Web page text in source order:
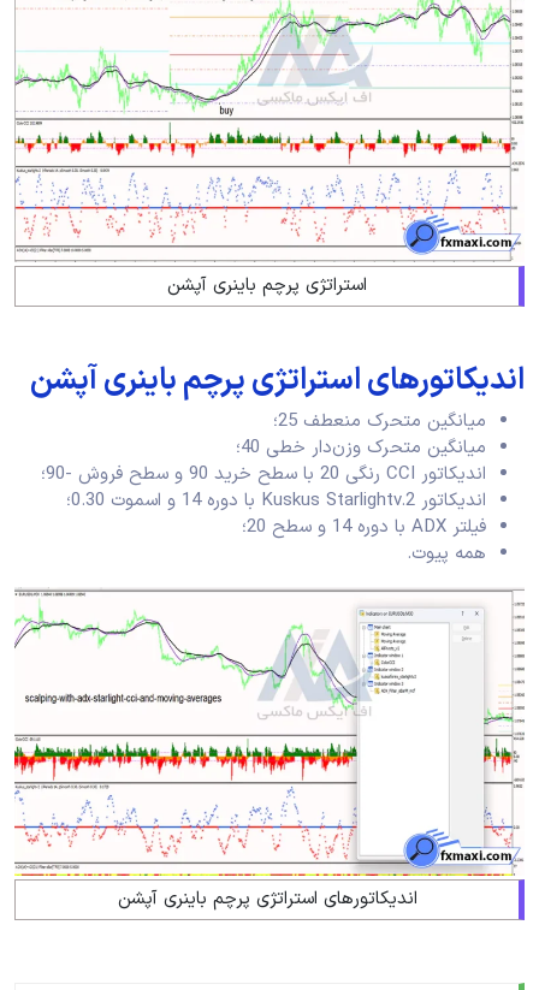
استراتژی پرچم باینری آپشن
اندیکاتورهای استراتژی پرچم باینری آپشن
میانگین متحرک منعطف 25؛
میانگین متحرک وزن‌دار خطی 40؛
اندیکاتور CCI رنگی 20 با سطح خرید 90 و سطح فروش -90؛
اندیکاتور Kuskus Starlightv.2 با دوره 14 و اسموت 0.30؛
فیلتر ADX با دوره 14 و سطح 20؛
همه پیوت.
اندیکاتورهای استراتژی پرچم باینری آپشن